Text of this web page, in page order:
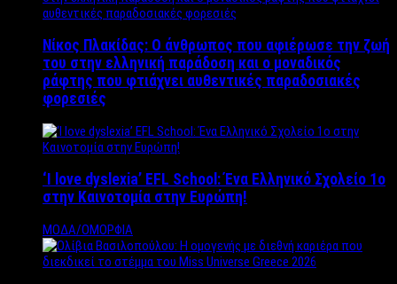
Νίκος Πλακίδας: O άνθρωπος που αφιέρωσε την ζωή
του στην ελληνική παράδοση και ο μοναδικός
ράφτης που φτιάχνει αυθεντικές παραδοσιακές
φορεσιές
‘Ι love dyslexia’ EFL School: Ένα Ελληνικό Σχολείo 1ο
στην Καινοτομία στην Ευρώπη!
ΜΟΔΑ/ΟΜΟΡΦΙΑ